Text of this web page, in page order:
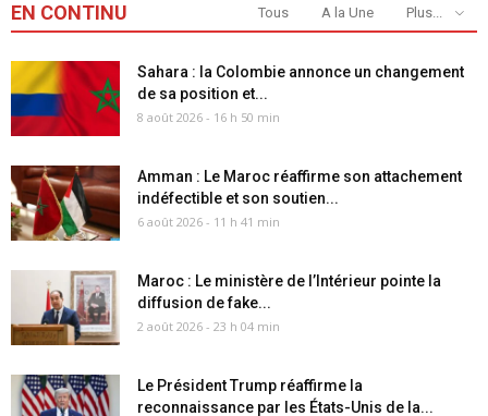
EN CONTINU Tous A la Une Plus...
Sahara : la Colombie annonce un changement
de sa position et...
8 août 2026 - 16 h 50 min
Amman : Le Maroc réaffirme son attachement
indéfectible et son soutien...
6 août 2026 - 11 h 41 min
Maroc : Le ministère de l’Intérieur pointe la
diffusion de fake...
2 août 2026 - 23 h 04 min
Le Président Trump réaffirme la
reconnaissance par les États-Unis de la...